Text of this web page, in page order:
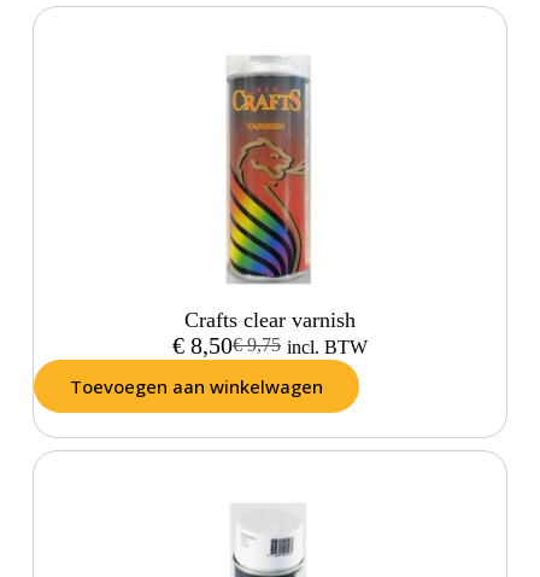
Crafts clear varnish
€9,75
€8,50 incl. BTW
Toevoegen aan winkelwagen